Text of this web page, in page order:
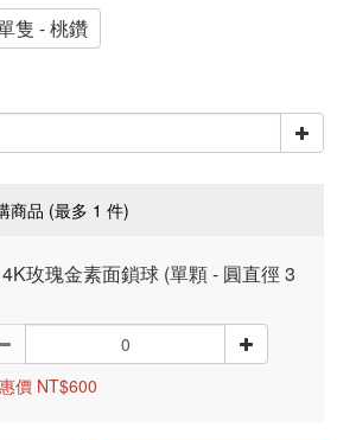
隻 - 桃鑽
商品 (最多 1 件)
玫瑰金素面鎖球 (單顆 - 圓直徑 3
價 NT$600